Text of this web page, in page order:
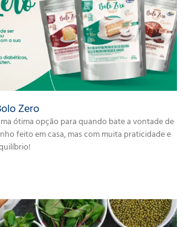
Zero
ótima opção para quando bate a vontade de
feito em casa, mas com muita praticidade e